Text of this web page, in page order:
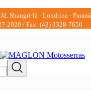
Shangri-lá - Londrina - Paraná
2020 / Fax: (43) 3328-7650